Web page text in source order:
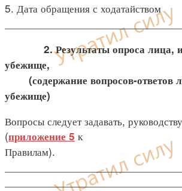
5. Дата обращения с ходатайством
2. Результаты опроса лица,
убежище,
(содержание вопросов-
убежище)
Вопросы следует задавать,
(приложение 5 к
Правилам).